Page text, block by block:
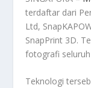
terdaftar dari
Ltd,
SnapPrint 3D.
fotografi
Teknologi